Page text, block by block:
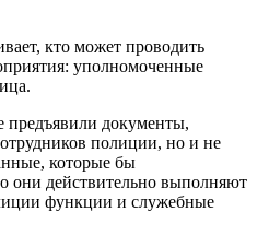
кто может проводить
уполномоченные
предъявили документы,
полиции, но и не
которые бы
они действительно выполняют
функции и служебные